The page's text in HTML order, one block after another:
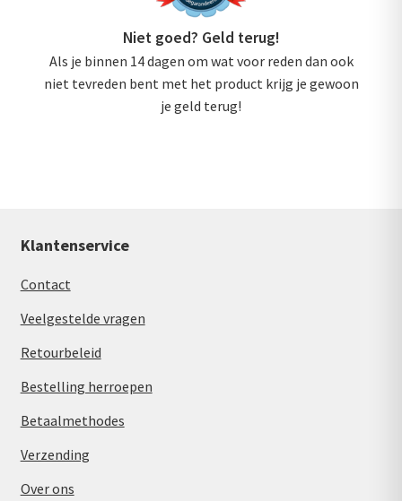
Niet goed? Geld terug!
Als je binnen 14 dagen om wat voor reden dan ook
niet tevreden bent met het product krijg je gewoon
je geld terug!
Klantenservice
Contact
Veelgestelde vragen
Retourbeleid
Bestelling herroepen
Betaalmethodes
Verzending
Over ons